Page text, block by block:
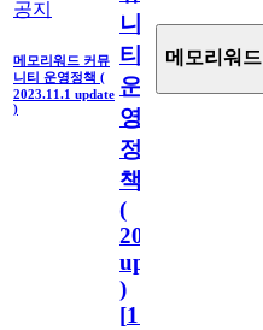
공지
메모리워드 커뮤
니티 운영정책 (
2023.11.1 update
)
니
티
운
영
정
책
(
2023.11.1
update
)
[110
메모리워드